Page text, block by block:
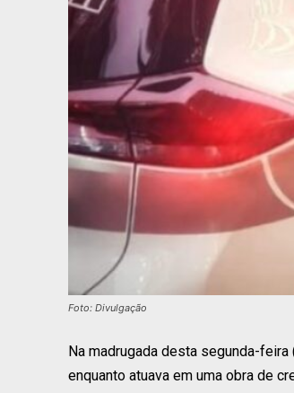
Foto: Divulgação
Na madrugada desta segunda-
enquanto atuava em uma obra de